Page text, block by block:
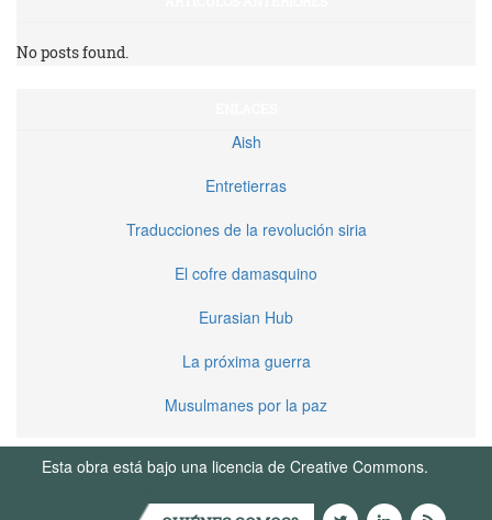
No posts found.
Aish
Entretierras
Traducciones de la revolución siria
El cofre damasquino
Eurasian Hub
La próxima guerra
Musulmanes por la paz
Esta obra está bajo una licencia de Creative Commons.